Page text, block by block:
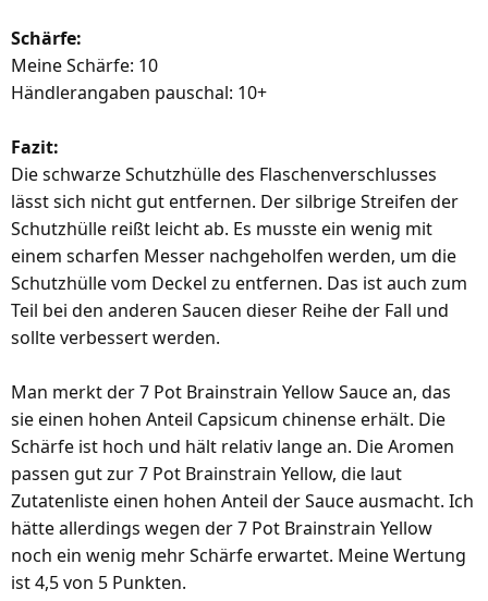
Schärfe:
Meine Schärfe: 10
Händlerangaben pauschal: 10+
Fazit:
Die schwarze Schutzhülle des Flaschenverschlusses
lässt sich nicht gut entfernen. Der silbrige Streifen der
Schutzhülle reißt leicht ab. Es musste ein wenig mit
einem scharfen Messer nachgeholfen werden, um die
Schutzhülle vom Deckel zu entfernen. Das ist auch zum
Teil bei den anderen Saucen dieser Reihe der Fall und
sollte verbessert werden.
Man merkt der 7 Pot Brainstrain Yellow Sauce an, das
sie einen hohen Anteil Capsicum chinense erhält. Die
Schärfe ist hoch und hält relativ lange an. Die Aromen
passen gut zur 7 Pot Brainstrain Yellow, die laut
Zutatenliste einen hohen Anteil der Sauce ausmacht. Ich
hätte allerdings wegen der 7 Pot Brainstrain Yellow
noch ein wenig mehr Schärfe erwartet. Meine Wertung
ist 4,5 von 5 Punkten.